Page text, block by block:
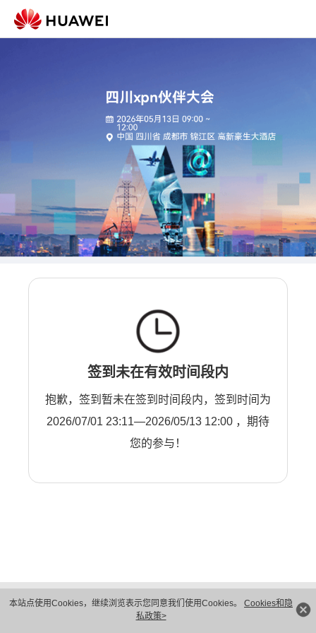
本站点使用Cookies，继续浏览表示您同意我们使用Cookies。 Cookies和隐
私政策>
签到未在有效时间段内
抱歉，签到暂未在签到时间段内，签到时间为
2026/07/01 23:11—2026/05/13 12:00 ，期待
您的参与！
隐私保护
法律声明